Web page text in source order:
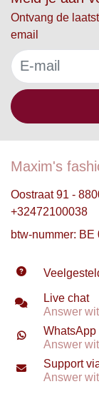
Ontvang de
email
Maxim's
Oostraat 91 -
+32472100038
btw-nummer: BE
Live chat
Answer
WhatsApp
Answer
Support
Answer